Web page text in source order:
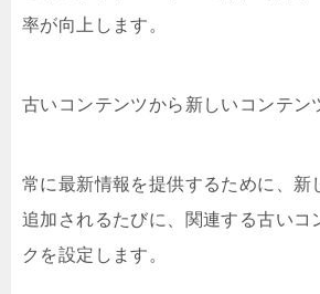
率が向上します。
古いコンテンツから新しいコンテン
常に最新情報を提供するために、新
追加されるたびに、関連する古いコ
クを設定します。